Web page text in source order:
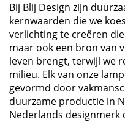
Bij Blij Design zijn
kernwaarden die we
verlichting te creëren
maar ook een bron van
leven brengt, terwijl we
milieu. Elk van onze
gevormd door
duurzame productie in
Nederlands designmerk